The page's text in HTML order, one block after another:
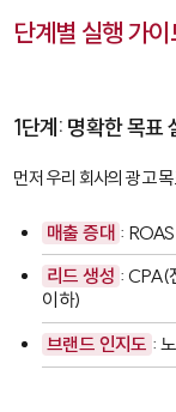
단계별 실행 가
1단계: 명확한 목표
먼저 우리 회사의 광고
매출 증대 :
리드 생성 : CPA(
이하)
브랜드 인지도 :